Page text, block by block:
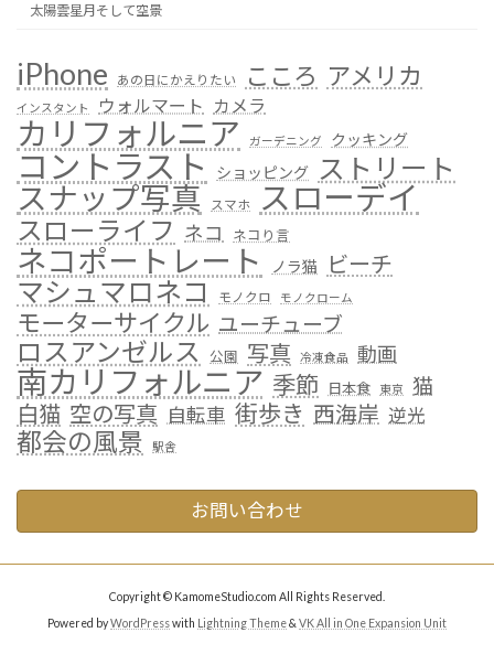
太陽雲星月そして空景
iPhone あの日にかえりたい こころ アメリカ
インスタント ウォルマート カメラ
カリフォルニア ガーデニング クッキング
コントラスト ショッピング ストリート
スナップ写真 スマホ スローデイ
スローライフ ネコ ネコり言
ネコポートレート ノラ猫 ビーチ
マシュマロネコ モノクロ モノクローム
モーターサイクル ユーチューブ
ロスアンゼルス 公園 写真 冷凍食品 動画
南カリフォルニア 季節 日本食 東京 猫
白猫 空の写真 自転車 街歩き 西海岸 逆光
都会の風景 駅舎
お問い合わせ
Copyright © KamomeStudio.com All Rights Reserved.
Powered byWordPresswith Lightning Theme& VK All in One Expansion Unit